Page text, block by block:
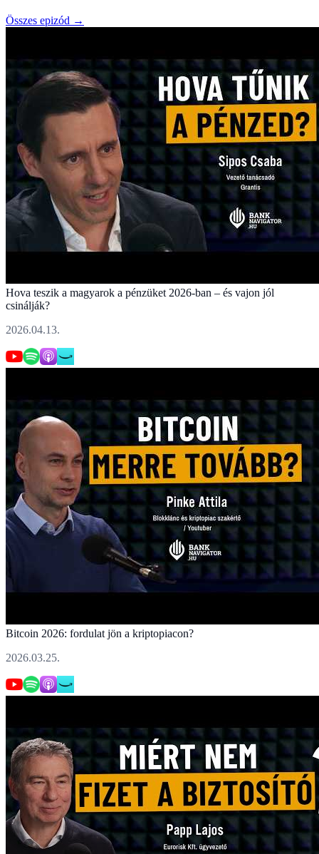
Összes epizód →
Hova teszik a magyarok a pénzüket 2026-ban – és vajon jól
csinálják?
2026.04.13.
Bitcoin 2026: fordulat jön a kriptopiacon?
2026.03.25.